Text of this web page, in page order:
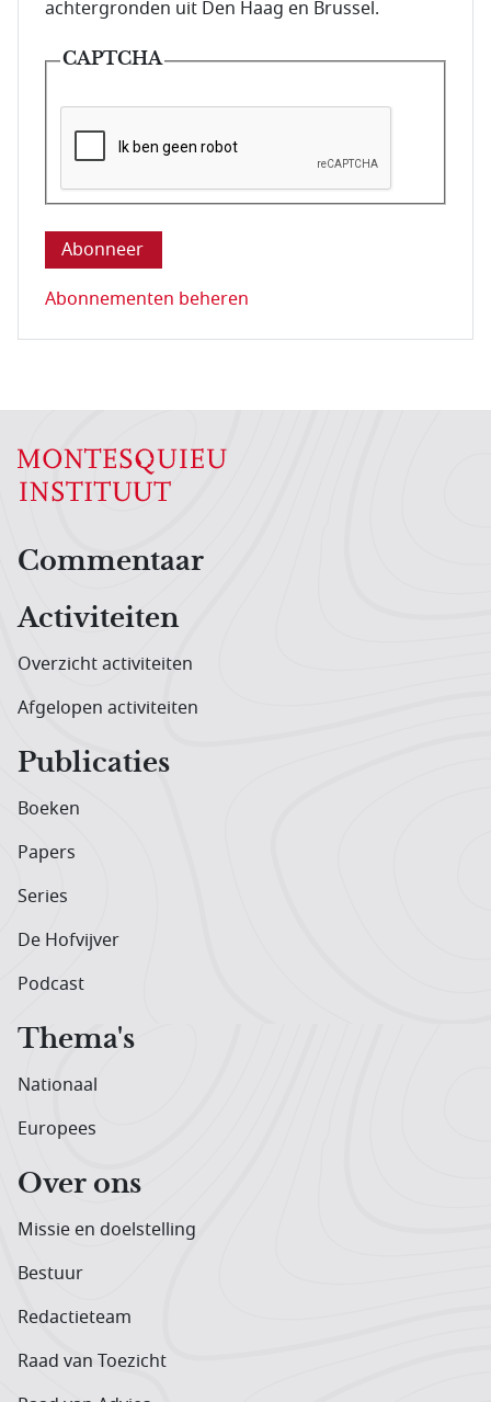
achtergronden uit Den Haag en Brussel.
CAPTCHA
Deze vraag is om te controleren dat u een mens
Abonnementen beheren
Hoofdnavigatiemenu
Commentaar
Activiteiten
Overzicht activiteiten
Afgelopen activiteiten
Publicaties
Boeken
Papers
Series
De Hofvijver
Podcast
Thema's
Nationaal
Europees
Over ons
Missie en doelstelling
Bestuur
Redactieteam
Raad van Toezicht